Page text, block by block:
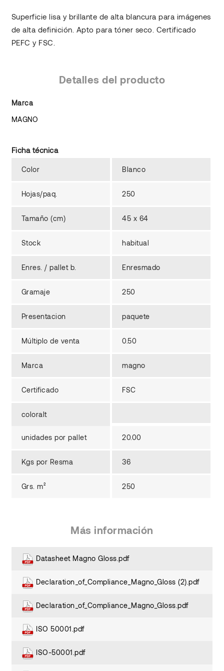
Superficie lisa y brillante de alta blancura para imágenes
de alta definición. Apto para tóner seco. Certificado
PEFC y FSC.
Detalles del producto
Marca
MAGNO
Ficha técnica
Color Blanco
Hojas/paq. 250
Tamaño (cm) 45 x 64
Stock habitual
Enres. / pallet b. Enresmado
Gramaje 250
Presentacion paquete
Múltiplo de venta 0.50
Marca magno
Certificado FSC
coloralt
unidades por pallet 20.00
Kgs por Resma 36
Grs. m² 250
Más información
Datasheet Magno Gloss.pdf
Declaration_of_Compliance_Magno_Gloss (2).pdf
Declaration_of_Compliance_Magno_Gloss.pdf
ISO 50001.pdf
ISO-50001.pdf